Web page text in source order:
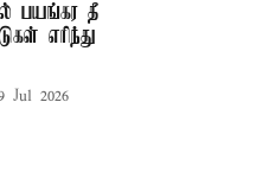
பயங்கர தீ
எரிந்து
Jul 2026